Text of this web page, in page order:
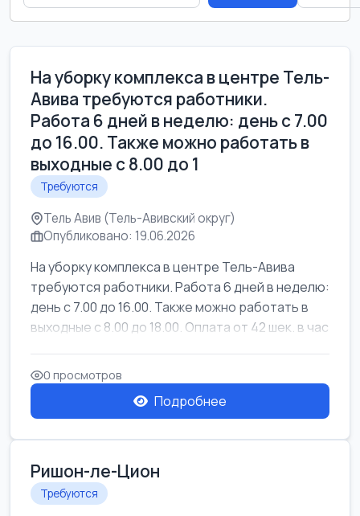
На уборку комплекса в центре Тель-
Авива требуются работники.
Работа 6 дней в неделю: день с 7.00
до 16.00. Также можно работать в
выходные с 8.00 до 1
Требуются
Тель Авив (Тель-Авивский округ)
Опубликовано: 19.06.2026
На уборку комплекса в центре Тель-Авива
требуются работники. Работа 6 дней в неделю:
день с 7.00 до 16.00. Также можно работать в
выходные с 8.00 до 18.00. Оплата от 42 шек. в час
0 просмотров
Подробнее
Ришон-ле-Цион
Требуются